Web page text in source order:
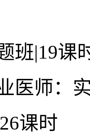
班|19课
医师：
26课时